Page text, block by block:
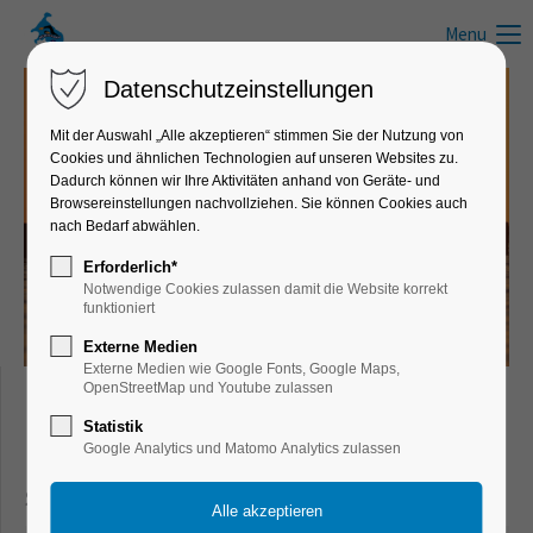
Menu
News zum Schwimmen, Wandern, Laufen, Radfahren und anderen
Freizeitaktivitäten
Infos, Tipps & Tricks
Freizeit- & Sportnews für Schwimmer,
Läufer, Wanderer, Radfahrer und aktive
Sportler
Datenschutzeinstellungen
Mit der Auswahl „Alle akzeptieren“ stimmen Sie der Nutzung von
Cookies und ähnlichen Technologien auf unseren Websites zu.
Dadurch können wir Ihre Aktivitäten anhand von Geräte- und
Browsereinstellungen nachvollziehen. Sie können Cookies auch
nach Bedarf abwählen.
Erforderlich*
Notwendige Cookies zulassen damit die Website korrekt
funktioniert
Externe Medien
Externe Medien wie Google Fonts, Google Maps,
OpenStreetMap und Youtube zulassen
Statistik
Google Analytics und Matomo Analytics zulassen